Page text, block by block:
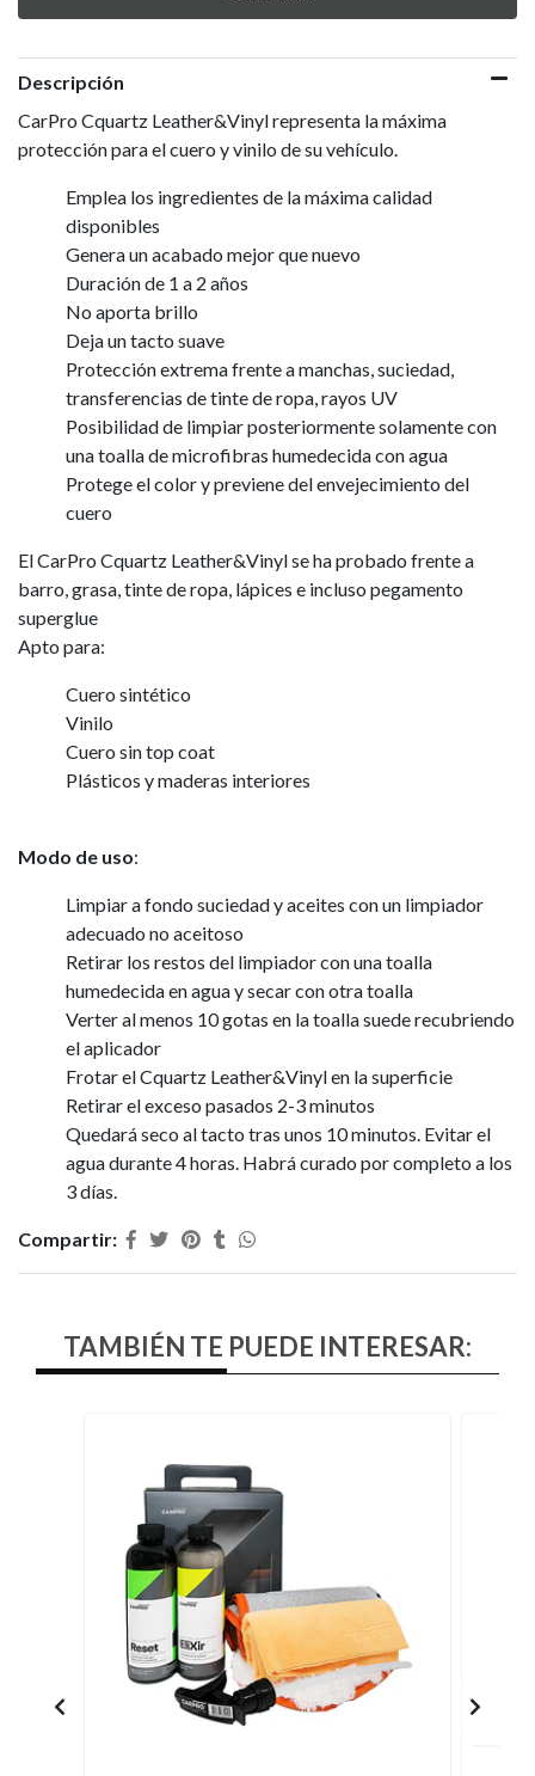
Descripción
CarPro Cquartz Leather&Vinyl representa la máxima
protección para el cuero y vinilo de su vehículo.
Emplea los ingredientes de la máxima calidad
disponibles
Genera un acabado mejor que nuevo
Duración de 1 a 2 años
No aporta brillo
Deja un tacto suave
Protección extrema frente a manchas, suciedad,
transferencias de tinte de ropa, rayos UV
Posibilidad de limpiar posteriormente solamente con
una toalla de microfibras humedecida con agua
Protege el color y previene del envejecimiento del
cuero
El CarPro Cquartz Leather&Vinyl se ha probado frente a
barro, grasa, tinte de ropa, lápices e incluso pegamento
superglue
Apto para:
Cuero sintético
Vinilo
Cuero sin top coat
Plásticos y maderas interiores
Modo de uso:
Limpiar a fondo suciedad y aceites con un limpiador
adecuado no aceitoso
Retirar los restos del limpiador con una toalla
humedecida en agua y secar con otra toalla
Verter al menos 10 gotas en la toalla suede recubriendo
el aplicador
Frotar el Cquartz Leather&Vinyl en la superficie
Retirar el exceso pasados 2-3 minutos
Quedará seco al tacto tras unos 10 minutos. Evitar el
agua durante 4 horas. Habrá curado por completo a los
3 días.
Compartir:
TAMBIÉN TE PUEDE INTERESAR: